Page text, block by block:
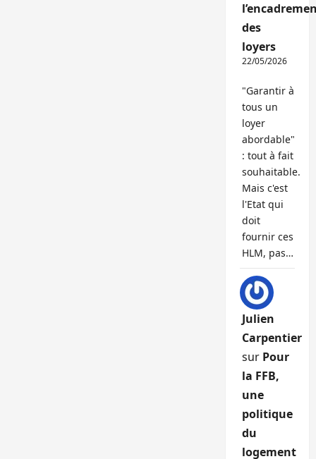
des
loyers
22/05/2026
"Garantir à
tous un
loyer
abordable"
: tout à fait
souhaitable.
Mais c'est
l'Etat qui
doit
fournir ces
HLM, pas…
Julien
Carpentier
sur Pour
la FFB,
une
politique
du
logement